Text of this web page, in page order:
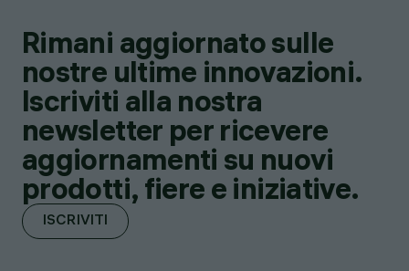
Rimani aggiornato sulle
nostre ultime innovazioni.
Iscriviti alla nostra
newsletter per ricevere
aggiornamenti su nuovi
prodotti, fiere e iniziative.
ISCRIVITI